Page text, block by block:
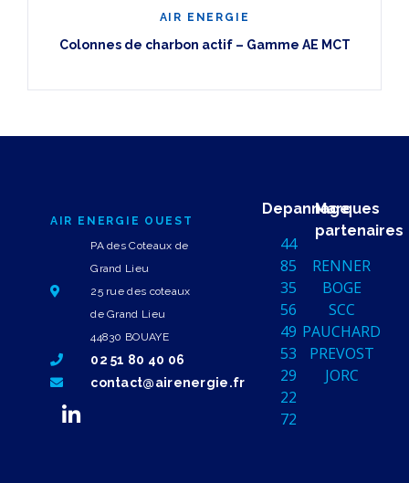
AIR ENERGIE
Colonnes de charbon actif – Gamme AE MCT
AIR ENERGIE OUEST
PA des Coteaux de
Grand Lieu
25 rue des coteaux
de Grand Lieu
44830 BOUAYE
02 51 80 40 06
contact@airenergie.fr
Depannage
44
85
35
56
49
53
29
22
72
Marques
partenaires
RENNER
BOGE
SCC
PAUCHARD
PREVOST
JORC